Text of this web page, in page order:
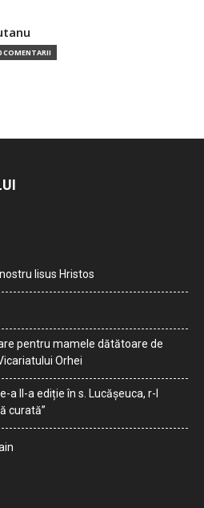
COMENTARII
Iisus Hristos
pentru mamele dătătoare de
Orhei
a II-a ediție în s. Lucășeuca, r-l
curată”